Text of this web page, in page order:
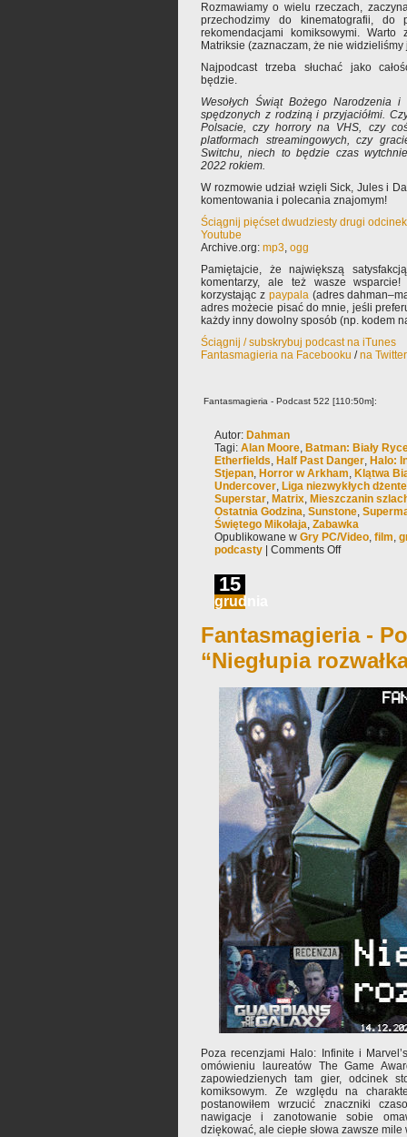
Rozmawiamy o wielu rzeczach,
przechodzimy do kinematografii, do
rekomendacjami komiksowymi.
Matriksie (zaznaczam, że nie
Najpodcast trzeba słuchać jako
będzie.
Wesołych Świąt Bożego Narodzenia i
spędzonych z rodziną i przyjaciółmi.
Polsacie, czy horrory na VHS, czy
platformach streamingowych, czy
Switchu, niech to będzie czas
2022 rokiem.
W rozmowie udział wzięli Sick, Jules i
komentowania i polecania znajomym!
Ściągnij pięćset dwudziesty drugi
Youtube
Archive.org: mp3, ogg
Pamiętajcie, że największą
komentarzy, ale też wasze
korzystając z paypala(adres
adres możecie pisać do mnie, jeśli
każdy inny dowolny sposób (np. kodem
Ściągnij / subskrybuj podcast na iTunes
Fantasmagieria na Facebooku /na
Fantasmagieria - Podcast 522 [110:50m]:
Autor: Dahman
Tagi: Alan Moore, Batman: Biały
Etherfields, Half Past Danger, Halo:
Stjepan, Horror w Arkham, Klątwa
Undercover, Liga niezwykłych
Superstar, Matrix, Mieszczanin
Ostatnia Godzina, Sunstone,
Świętego Mikołaja, Zabawka
Opublikowane w Gry PC/Video, film,
podcasty
Comments Off
15
grudnia
Fantasmagieria -
“Niegłupia
Poza recenzjami Halo: Infinite i
omówieniu laureatów The Game
zapowiedzienych tam gier, odcinek
komiksowym. Ze względu na
postanowiłem wrzucić znaczniki
nawigacje i zanotowanie sobie
dziękować, ale ciepłe słowa zawsze mile